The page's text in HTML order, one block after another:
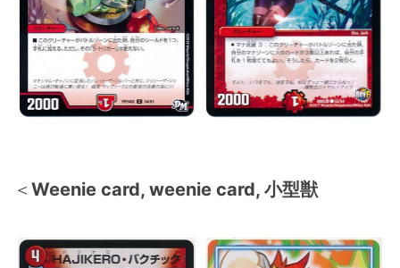
＜ Weenie card, weenie card, 小型獣